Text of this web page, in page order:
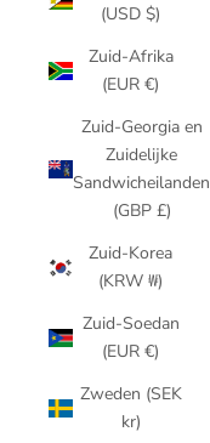
(USD $)
Zuid-Afrika
(EUR €)
Zuid-Georgia en
Zuidelijke
Sandwicheilanden
(GBP £)
Zuid-Korea
(KRW ₩)
Zuid-Soedan
(EUR €)
Zweden (SEK
kr)